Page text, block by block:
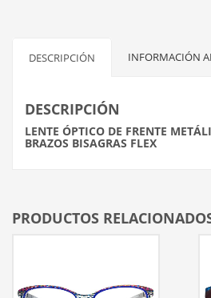
DESCRIPCIÓN INFORMACIÓN
DESCRIPCIÓN
LENTE ÓPTICO DE FRENTE
BRAZOS BISAGRAS FLEX
PRODUCTOS